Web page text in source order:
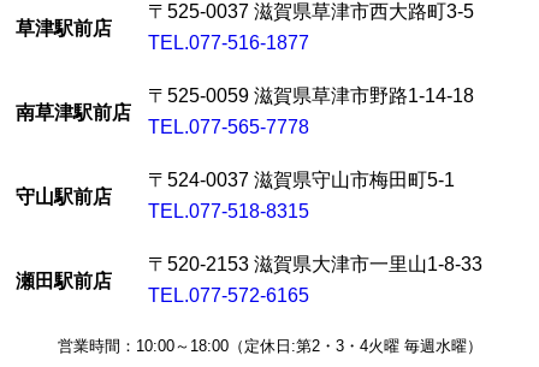
草津駅前店
〒525-0037 滋賀県草津市西大路町3-5
TEL.077-516-1877
南草津駅前店
〒525-0059 滋賀県草津市野路1-14-18
TEL.077-565-7778
守山駅前店
〒524-0037 滋賀県守山市梅田町5-1
TEL.077-518-8315
瀬田駅前店
〒520-2153 滋賀県大津市一里山1-8-33
TEL.077-572-6165
営業時間：10:00～18:00（定休日:第2・3・4火曜 毎週水曜）